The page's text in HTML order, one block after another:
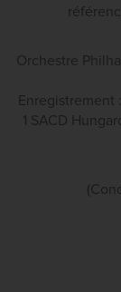
Orchestre
Enregistrement
1 SACD